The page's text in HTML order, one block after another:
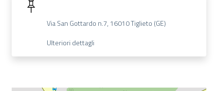
Via San Gottardo n.7, 16010 Tiglieto (GE)
Ulteriori dettagli